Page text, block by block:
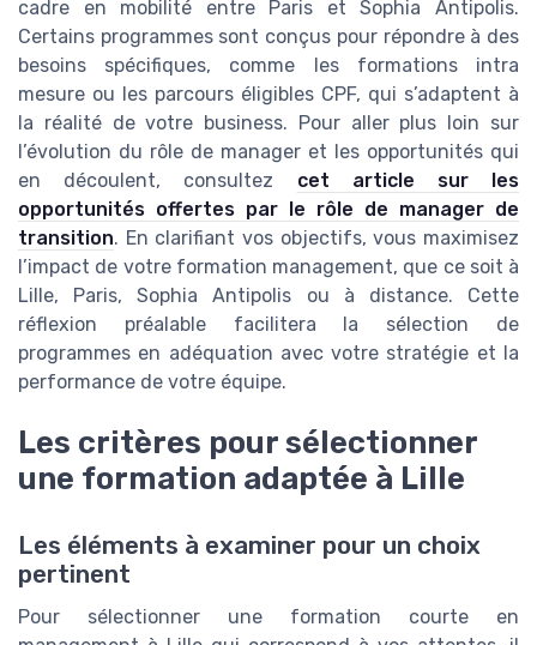
cadre en mobilité entre Paris et Sophia Antipolis.
Certains programmes sont conçus pour répondre à des
besoins spécifiques, comme les formations intra
mesure ou les parcours éligibles CPF, qui s’adaptent à
la réalité de votre business. Pour aller plus loin sur
l’évolution du rôle de manager et les opportunités qui
en découlent, consultez cet article sur les
opportunités offertes par le rôle de manager de
transition. En clarifiant vos objectifs, vous maximisez
l’impact de votre formation management, que ce soit à
Lille, Paris, Sophia Antipolis ou à distance. Cette
réflexion préalable facilitera la sélection de
programmes en adéquation avec votre stratégie et la
performance de votre équipe.
Les critères pour sélectionner
une formation adaptée à Lille
Les éléments à examiner pour un choix
pertinent
Pour sélectionner une formation courte en